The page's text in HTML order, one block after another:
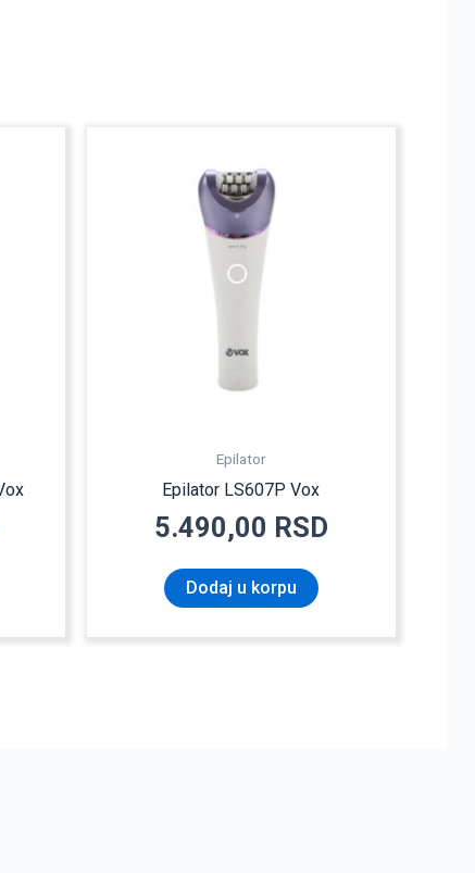
Epilator
Epilator LS607P Vox
5.490,00 RSD
Dodaj u korpu